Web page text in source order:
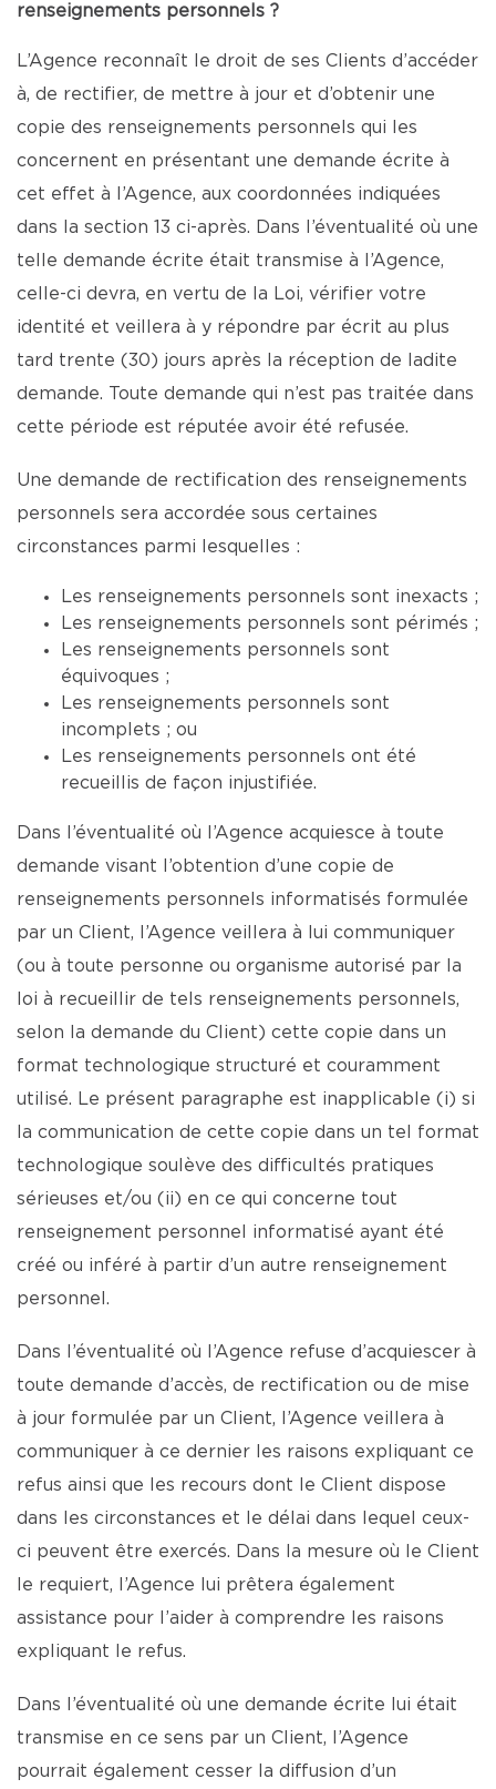
renseignements personnels ?
L’Agence reconnaît le droit de ses Clients d’accéder
à, de rectifier, de mettre à jour et d’obtenir une
copie des renseignements personnels qui les
concernent en présentant une demande écrite à
cet effet à l’Agence, aux coordonnées indiquées
dans la section 13 ci-après. Dans l’éventualité où une
telle demande écrite était transmise à l’Agence,
celle-ci devra, en vertu de la Loi, vérifier votre
identité et veillera à y répondre par écrit au plus
tard trente (30) jours après la réception de ladite
demande. Toute demande qui n’est pas traitée dans
cette période est réputée avoir été refusée.
Une demande de rectification des renseignements
personnels sera accordée sous certaines
circonstances parmi lesquelles :
Les renseignements personnels sont inexacts ;
Les renseignements personnels sont périmés ;
Les renseignements personnels sont
équivoques ;
Les renseignements personnels sont
incomplets ; ou
Les renseignements personnels ont été
recueillis de façon injustifiée.
Dans l’éventualité où l’Agence acquiesce à toute
demande visant l’obtention d’une copie de
renseignements personnels informatisés formulée
par un Client, l’Agence veillera à lui communiquer
(ou à toute personne ou organisme autorisé par la
loi à recueillir de tels renseignements personnels,
selon la demande du Client) cette copie dans un
format technologique structuré et couramment
utilisé. Le présent paragraphe est inapplicable (i) si
la communication de cette copie dans un tel format
technologique soulève des difficultés pratiques
sérieuses et/ou (ii) en ce qui concerne tout
renseignement personnel informatisé ayant été
créé ou inféré à partir d’un autre renseignement
personnel.
Dans l’éventualité où l’Agence refuse d’acquiescer à
toute demande d’accès, de rectification ou de mise
à jour formulée par un Client, l’Agence veillera à
communiquer à ce dernier les raisons expliquant ce
refus ainsi que les recours dont le Client dispose
dans les circonstances et le délai dans lequel ceux-
ci peuvent être exercés. Dans la mesure où le Client
le requiert, l’Agence lui prêtera également
assistance pour l’aider à comprendre les raisons
expliquant le refus.
Dans l’éventualité où une demande écrite lui était
transmise en ce sens par un Client, l’Agence
pourrait également cesser la diffusion d’un